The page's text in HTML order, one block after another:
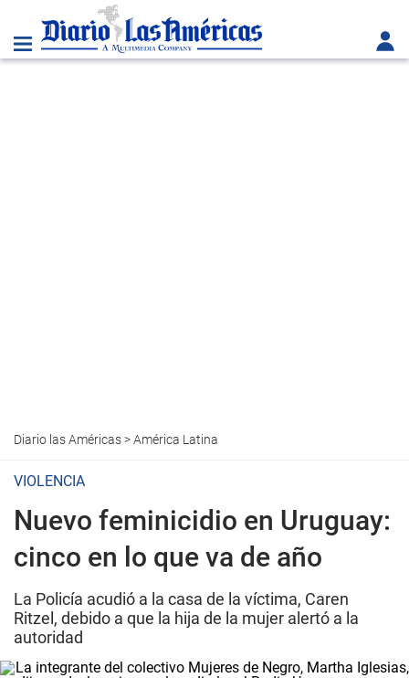
Diario las Américas>América Latina
VIOLENCIA
Nuevo feminicidio en Uruguay:
cinco en lo que va de año
La Policía acudió a la casa de la víctima, Caren
Ritzel, debido a que la hija de la mujer alertó a la
autoridad